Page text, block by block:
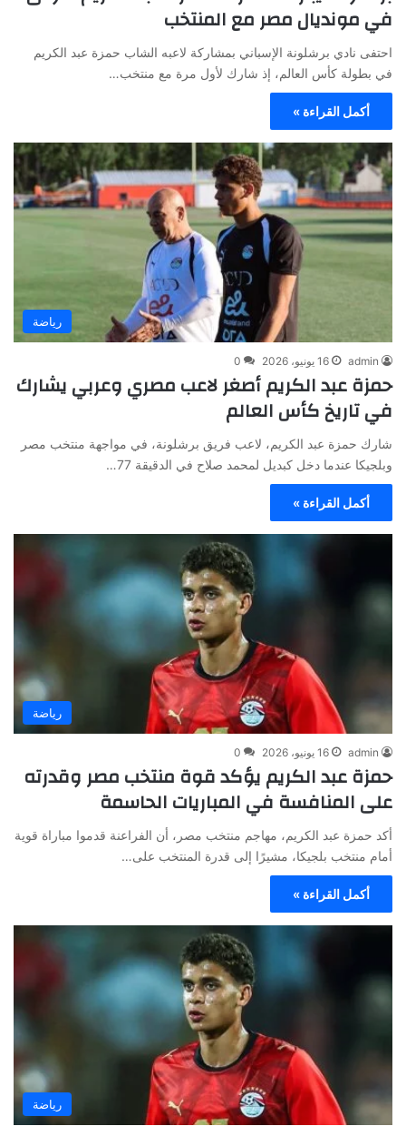
في مونديال مصر مع المنتخب
احتفى نادي برشلونة الإسباني بمشاركة لاعبه الشاب حمزة عبد الكريم
في بطولة كأس العالم، إذ شارك لأول مرة مع منتخب…
أكمل القراءة »
رياضة
admin 16 يونيو، 2026 0
حمزة عبد الكريم أصغر لاعب مصري وعربي يشارك
في تاريخ كأس العالم
شارك حمزة عبد الكريم، لاعب فريق برشلونة، في مواجهة منتخب مصر
وبلجيكا عندما دخل كبديل لمحمد صلاح في الدقيقة 77…
أكمل القراءة »
رياضة
admin 16 يونيو، 2026 0
حمزة عبد الكريم يؤكد قوة منتخب مصر وقدرته
على المنافسة في المباريات الحاسمة
أكد حمزة عبد الكريم، مهاجم منتخب مصر، أن الفراعنة قدموا مباراة قوية
أمام منتخب بلجيكا، مشيرًا إلى قدرة المنتخب على…
أكمل القراءة »
رياضة